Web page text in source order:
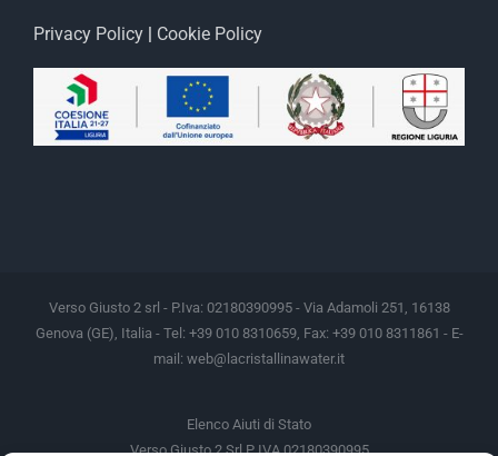
Privacy Policy | Cookie Policy
Verso Giusto 2 srl - P.Iva: 02180390995 - Via Adamoli 251, 16138
Genova (GE), Italia - Tel: +39 010 8310659, Fax: +39 010 8311861 - E-
mail: web@lacristallinawater.it
Elenco Aiuti di Stato
Verso Giusto 2 Srl P IVA 02180390995